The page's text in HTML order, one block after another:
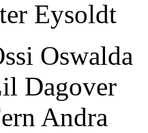
Eysoldt
Oswalda
Dagover
Andra